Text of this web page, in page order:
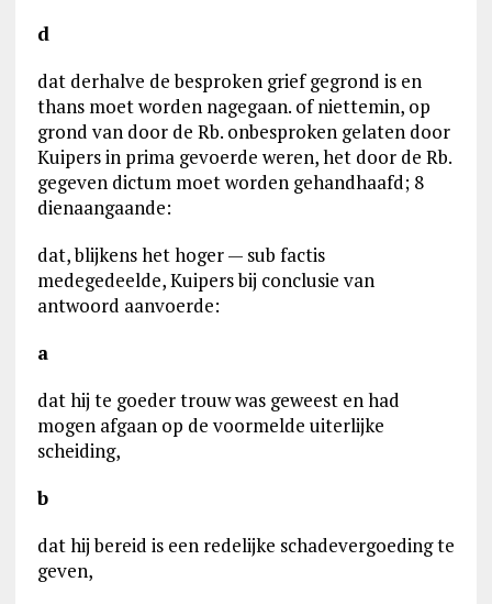
d
dat derhalve de besproken grief gegrond is en
thans moet worden nagegaan. of niettemin, op
grond van door de Rb. onbesproken gelaten door
Kuipers in prima gevoerde weren, het door de Rb.
gegeven dictum moet worden gehandhaafd; 8
dienaangaande:
dat, blijkens het hoger — sub factis
medegedeelde, Kuipers bij conclusie van
antwoord aanvoerde:
a
dat hij te goeder trouw was geweest en had
mogen afgaan op de voormelde uiterlijke
scheiding,
b
dat hij bereid is een redelijke schadevergoeding te
geven,